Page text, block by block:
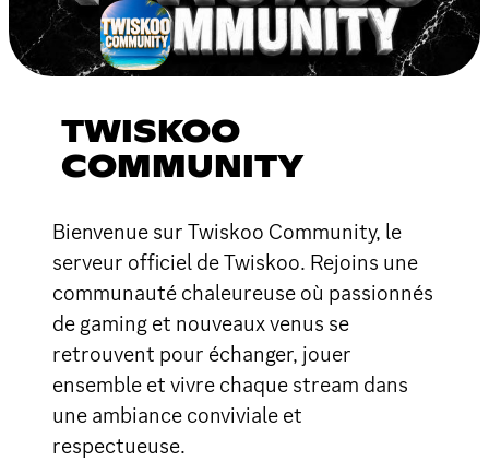
TWISKOO
COMMUNITY
Bienvenue sur Twiskoo Community, le
serveur officiel de Twiskoo. Rejoins une
communauté chaleureuse où passionnés
de gaming et nouveaux venus se
retrouvent pour échanger, jouer
ensemble et vivre chaque stream dans
une ambiance conviviale et
respectueuse.